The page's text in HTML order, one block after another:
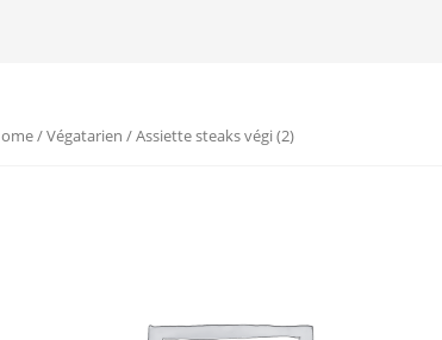
/Végatarien / Assiette steaks végi (2)